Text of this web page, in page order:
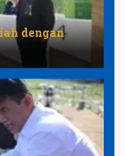
dengan